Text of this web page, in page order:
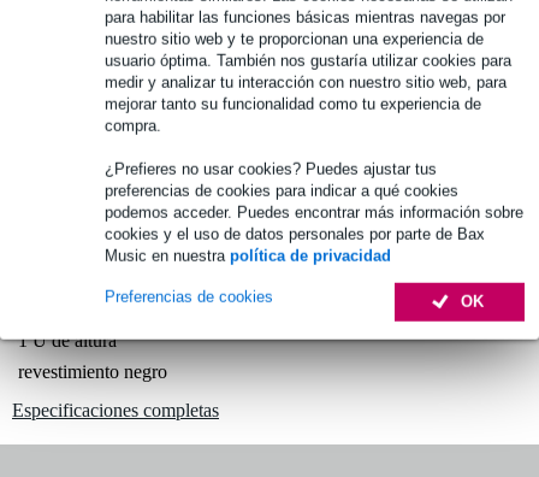
para habilitar las funciones básicas mientras navegas por
nuestro sitio web y te proporcionan una experiencia de
usuario óptima. También nos gustaría utilizar cookies para
medir y analizar tu interacción con nuestro sitio web, para
mejorar tanto su funcionalidad como tu experiencia de
compra.
¿Prefieres no usar cookies? Puedes ajustar tus
preferencias de cookies para indicar a qué cookies
podemos acceder. Puedes encontrar más información sobre
cookies y el uso de datos personales por parte de Bax
Music en nuestra política de privacidad
OK
Preferencias de cookies
añadir a la cesta
Pedido antes de 23:00 = lunes en casa
Más de 48.000 artículos en stock
1.250 marcas líderes
Información del producto
Placa ciega de 19
1 U de altura
revestimiento negro
Especificaciones completas